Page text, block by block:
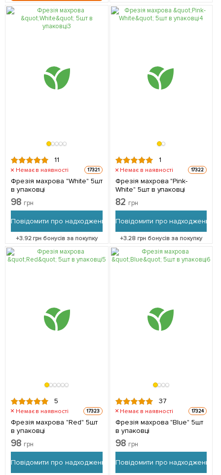
11
Немає в наявності 17321
Фрезія махрова "White" 5шт
в упаковці
98 грн
Повідомити про надходження
+3.92грн бонусів за покупку
1
Немає в наявності 17322
Фрезія махрова "Pink-
White" 5шт в упаковці
82 грн
Повідомити про надходження
+3.28 грн бонусів за покупку
5
Немає в наявності 17323
Фрезія махрова "Red" 5шт
в упаковці
98 грн
Повідомити про надходження
37
Немає в наявності 17324
Фрезія махрова "Blue" 5шт
в упаковці
98 грн
Повідомити про надходження